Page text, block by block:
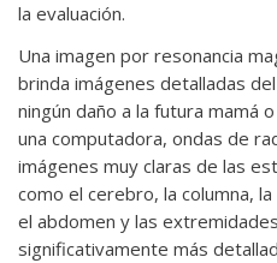
la evaluación.
Una imagen por resonancia
brinda imágenes detalladas
ningún daño a la futura mamá
una computadora, ondas de
imágenes muy claras de las
como el cerebro, la columna,
el abdomen y las
significativamente más